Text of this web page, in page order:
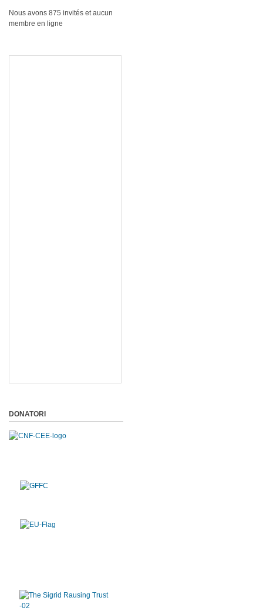
Nous avons 875 invités et aucun
membre en ligne
DONATORI